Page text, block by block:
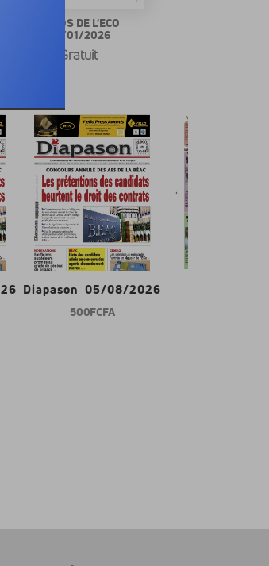
ECHOS DE L'ECO
08/01/2026
Gratuit
Diapason 05/08/2026
500 FCFA